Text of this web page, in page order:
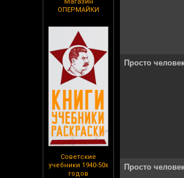
ОПЕРМАЙКИ
Советские
учебники 1940-50х
годов
Просто
Просто